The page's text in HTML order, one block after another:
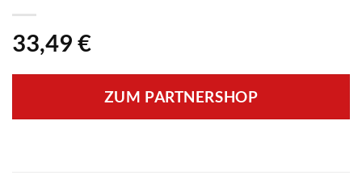
33,49 €
ZUM PARTNERSHOP